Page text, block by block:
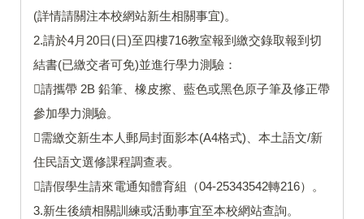
(詳情請關注本校網站新生相關事宜)。
2.請於4月20日(日)至四樓716教室報到繳交錄取報到切
結書(已繳交者可免)並進行學力測驗：
請攜帶 2B 鉛筆、橡皮擦、藍色或黑色原子筆及修正帶
參加學力測驗。
需繳交新生本人郵局封面影本(A4格式)、本土語文/新
住民語文選修課程調查表。
請假學生請來電通知體育組（04-25343542轉216）。
3.新生後續相關訓練或活動事宜至本校網站查詢。